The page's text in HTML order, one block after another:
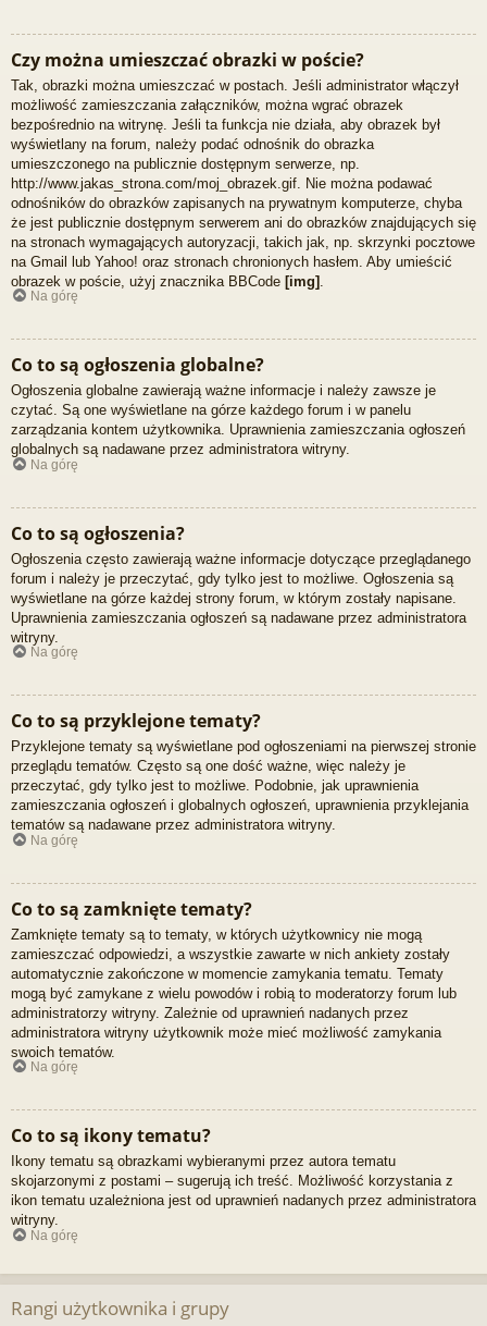
Czy można umieszczać obrazki w poście?
Tak, obrazki można umieszczać w postach. Jeśli administrator włączył
możliwość zamieszczania załączników, można wgrać obrazek
bezpośrednio na witrynę. Jeśli ta funkcja nie działa, aby obrazek był
wyświetlany na forum, należy podać odnośnik do obrazka
umieszczonego na publicznie dostępnym serwerze, np.
http://www.jakas_strona.com/moj_obrazek.gif. Nie można podawać
odnośników do obrazków zapisanych na prywatnym komputerze, chyba
że jest publicznie dostępnym serwerem ani do obrazków znajdujących się
na stronach wymagających autoryzacji, takich jak, np. skrzynki pocztowe
na Gmail lub Yahoo! oraz stronach chronionych hasłem. Aby umieścić
obrazek w poście, użyj znacznika BBCode [img]
Na górę
Co to są ogłoszenia globalne?
Ogłoszenia globalne zawierają ważne informacje i należy zawsze je
czytać. Są one wyświetlane na górze każdego forum i w panelu
zarządzania kontem użytkownika. Uprawnienia zamieszczania ogłoszeń
globalnych są nadawane przez administratora witryny.
Na górę
Co to są ogłoszenia?
Ogłoszenia często zawierają ważne informacje dotyczące przeglądanego
forum i należy je przeczytać, gdy tylko jest to możliwe. Ogłoszenia są
wyświetlane na górze każdej strony forum, w którym zostały napisane.
Uprawnienia zamieszczania ogłoszeń są nadawane przez administratora
witryny.
Na górę
Co to są przyklejone tematy?
Przyklejone tematy są wyświetlane pod ogłoszeniami na pierwszej stronie
przeglądu tematów. Często są one dość ważne, więc należy je
przeczytać, gdy tylko jest to możliwe. Podobnie, jak uprawnienia
zamieszczania ogłoszeń i globalnych ogłoszeń, uprawnienia przyklejania
tematów są nadawane przez administratora witryny.
Na górę
Co to są zamknięte tematy?
Zamknięte tematy są to tematy, w których użytkownicy nie mogą
zamieszczać odpowiedzi, a wszystkie zawarte w nich ankiety zostały
automatycznie zakończone w momencie zamykania tematu. Tematy
mogą być zamykane z wielu powodów i robią to moderatorzy forum lub
administratorzy witryny. Zależnie od uprawnień nadanych przez
administratora witryny użytkownik może mieć możliwość zamykania
swoich tematów.
Na górę
Co to są ikony tematu?
Ikony tematu są obrazkami wybieranymi przez autora tematu
skojarzonymi z postami – sugerują ich treść. Możliwość korzystania z
ikon tematu uzależniona jest od uprawnień nadanych przez administratora
witryny.
Na górę
Rangi użytkownika i grupy